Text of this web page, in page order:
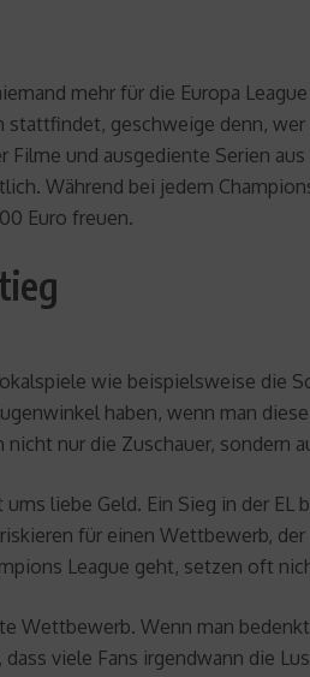
mehr für die Europa
stattfindet, geschweige denn,
Filme und ausgediente Serien
Während bei jedem
Euro freuen.
wie beispielsweise die
haben, wenn man
nur die Zuschauer, sondern
liebe Geld. Ein Sieg in der
für einen Wettbewerb,
League geht, setzen oft
Wettbewerb. Wenn man
viele Fans irgendwann die